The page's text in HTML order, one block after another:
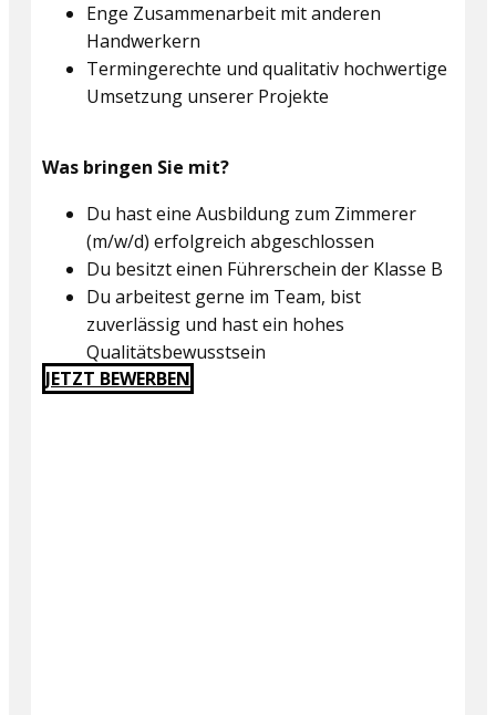
Enge Zusammenarbeit mit anderen
Handwerkern
Termingerechte und qualitativ hochwertige
Umsetzung unserer Projekte
Was bringen Sie mit?
Du hast eine Ausbildung zum Zimmerer
(m/w/d) erfolgreich abgeschlossen
Du besitzt einen Führerschein der Klasse B
Du arbeitest gerne im Team, bist
zuverlässig und hast ein hohes
Qualitätsbewusstsein
JETZT BEWERBEN